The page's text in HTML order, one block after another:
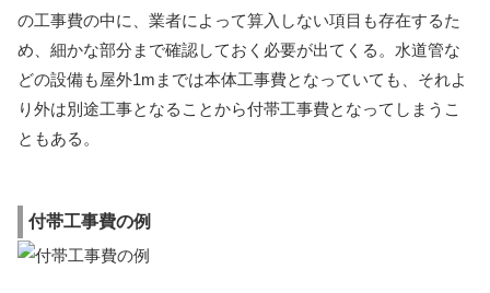
の工事費の中に、業者によって算入しない項目も存在するた
め、細かな部分まで確認しておく必要が出てくる。水道管な
どの設備も屋外1mまでは本体工事費となっていても、それよ
り外は別途工事となることから付帯工事費となってしまうこ
ともある。
付帯工事費の例